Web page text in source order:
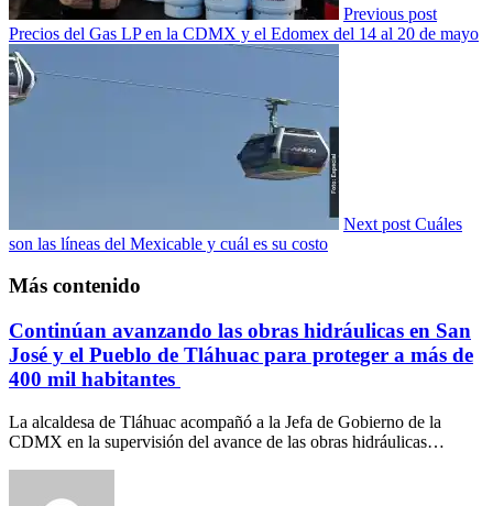
Previous post
Precios del Gas LP en la CDMX y el Edomex del 14 al 20 de mayo
Next post Cuáles
son las líneas del Mexicable y cuál es su costo
Más contenido
Continúan avanzando las obras hidráulicas en San
José y el Pueblo de Tláhuac para proteger a más de
400 mil habitantes
La alcaldesa de Tláhuac acompañó a la Jefa de Gobierno de la
CDMX en la supervisión del avance de las obras hidráulicas…